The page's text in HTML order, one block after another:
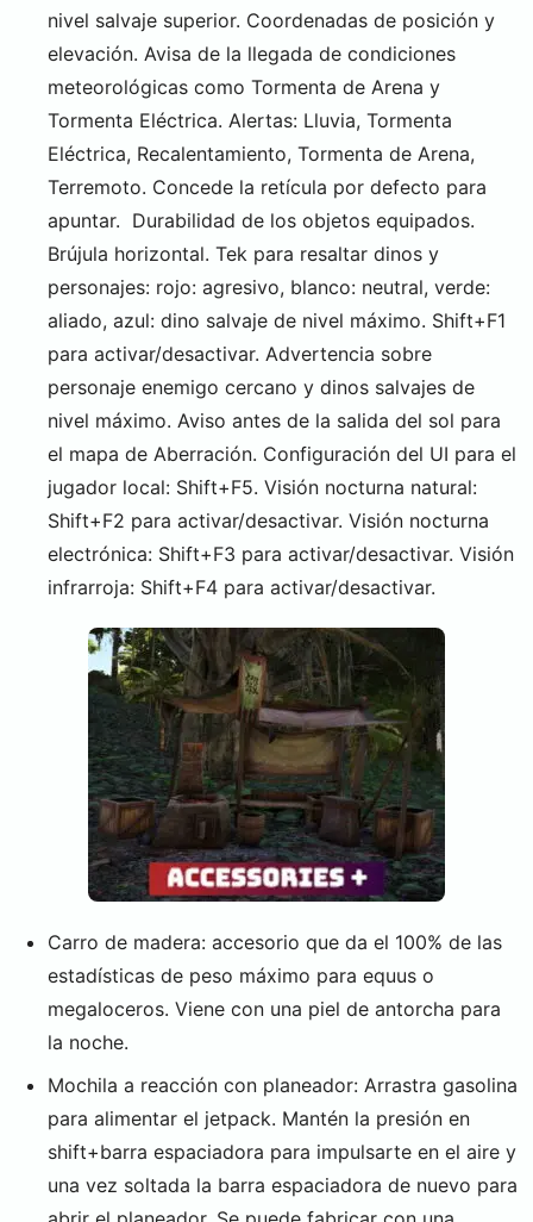
nivel salvaje superior. Coordenadas de posición y
elevación. Avisa de la llegada de condiciones
meteorológicas como Tormenta de Arena y
Tormenta Eléctrica. Alertas: Lluvia, Tormenta
Eléctrica, Recalentamiento, Tormenta de Arena,
Terremoto. Concede la retícula por defecto para
apuntar. Durabilidad de los objetos equipados.
Brújula horizontal. Tek para resaltar dinos y
personajes: rojo: agresivo, blanco: neutral, verde:
aliado, azul: dino salvaje de nivel máximo. Shift+F1
para activar/desactivar. Advertencia sobre
personaje enemigo cercano y dinos salvajes de
nivel máximo. Aviso antes de la salida del sol para
el mapa de Aberración. Configuración del UI para el
jugador local: Shift+F5. Visión nocturna natural:
Shift+F2 para activar/desactivar. Visión nocturna
electrónica: Shift+F3 para activar/desactivar. Visión
infrarroja: Shift+F4 para activar/desactivar.
Carro de madera: accesorio que da el 100% de las
estadísticas de peso máximo para equus o
megaloceros. Viene con una piel de antorcha para
la noche.
Mochila a reacción con planeador: Arrastra gasolina
para alimentar el jetpack. Mantén la presión en
shift+barra espaciadora para impulsarte en el aire y
una vez soltada la barra espaciadora de nuevo para